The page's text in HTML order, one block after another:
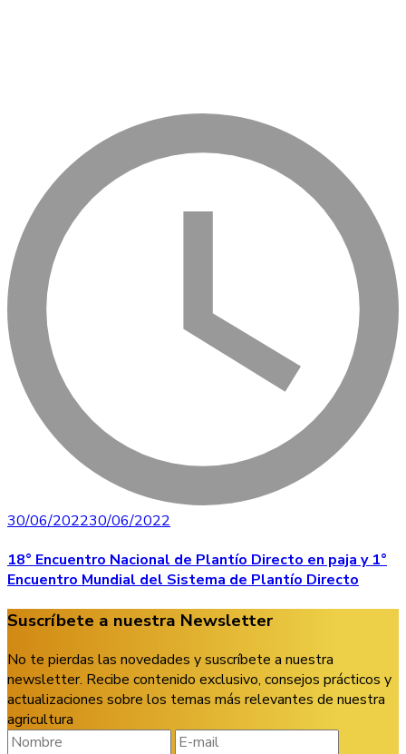
30/06/202230/06/2022
18° Encuentro Nacional de Plantío Directo en paja y 1°
Encuentro Mundial del Sistema de Plantío Directo
Suscríbete a nuestra Newsletter
No te pierdas las novedades y suscríbete a nuestra
newsletter. Recibe contenido exclusivo, consejos prácticos y
actualizaciones sobre los temas más relevantes de nuestra
agricultura